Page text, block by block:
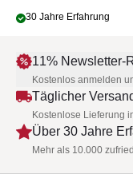
30 Jahre Erfahrung
11% Newsletter-
Kostenlos anmelden
Täglicher
Kostenlose Lieferung
Über 30 Jahre
Mehr als 10.000